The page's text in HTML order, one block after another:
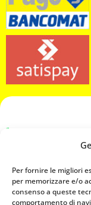
Per fornire le migliori
per memorizzare e/o
consenso a queste
comportamento di
Privacy Policy